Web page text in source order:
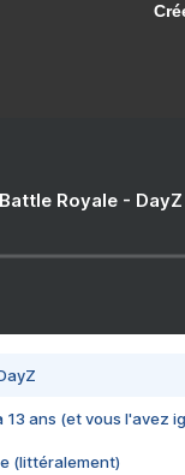
Royale - DayZ
13 ans (et vous l'avez
(littéralement)